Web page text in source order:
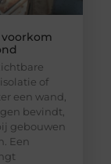
of
een wand,
bevindt,
gebouwen
Een